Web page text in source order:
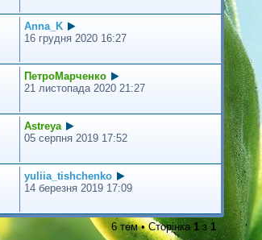
Anna_K
16 грудня 2020 16:27
ПетроМарченко
21 листопада 2020 21:27
Astreya
05 серпня 2019 17:52
yuliia_tishchenko
14 березня 2019 17:09
6 тем • Сторінка 1 з1